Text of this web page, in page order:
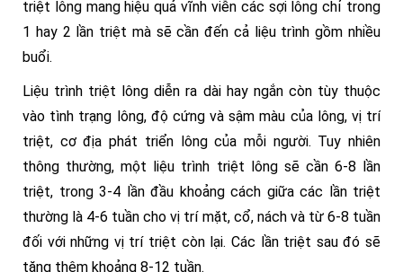
triệt lông mang hiệu quả vĩnh viễn các sợi lông chỉ trong
1 hay 2 lần triệt mà sẽ cần đến cả liệu trình gồm nhiều
buổi.
Liệu trình triệt lông diễn ra dài hay ngắn còn tùy thuộc
vào tình trạng lông, độ cứng và sậm màu của lông, vị trí
triệt, cơ địa phát triển lông của mỗi người. Tuy nhiên
thông thường, một liệu trình triệt lông sẽ cần 6-8 lần
triệt, trong 3-4 lần đầu khoảng cách giữa các lần triệt
thường là 4-6 tuần cho vị trí mặt, cổ, nách và từ 6-8 tuần
đối với những vị trí triệt còn lại. Các lần triệt sau đó sẽ
tăng thêm khoảng 8-12 tuần.